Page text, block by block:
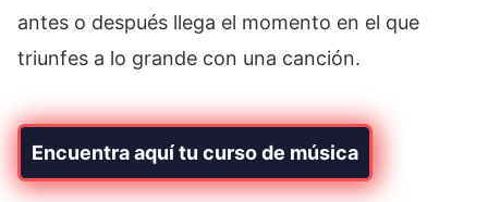
antes o después llega el momento en el que
triunfes a lo grande con una canción.
Encuentra aquí tu curso de música